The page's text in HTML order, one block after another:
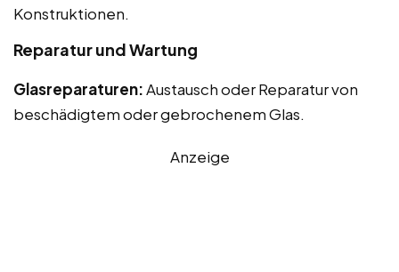
Konstruktionen.
Reparatur und Wartung
Glasreparaturen:Austausch oder Reparatur von
beschädigtem oder gebrochenem Glas.
Anzeige